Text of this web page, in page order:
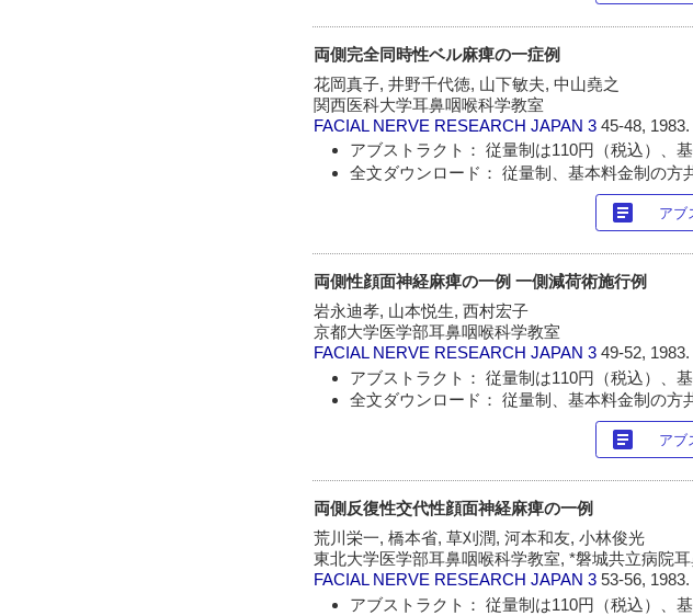
両側完全同時性ベル麻痺の一症例
花岡真子, 井野千代徳, 山下敏夫, 中山堯之
関西医科大学耳鼻咽喉科学教室
FACIAL NERVE RESEARCH JAPAN 345-48, 1983.
アブストラクト： 従量制は110円（税込）、
全文ダウンロード： 従量制、基本料金制の方
article アブ
両側性顔面神経麻痺の一例 一側減荷術施行例
岩永迪孝, 山本悦生, 西村宏子
京都大学医学部耳鼻咽喉科学教室
FACIAL NERVE RESEARCH JAPAN 349-52, 1983.
アブストラクト： 従量制は110円（税込）、
全文ダウンロード： 従量制、基本料金制の方
article アブ
両側反復性交代性顔面神経麻痺の一例
荒川栄一, 橋本省, 草刈潤, 河本和友, 小林俊光
東北大学医学部耳鼻咽喉科学教室, *磐城共立病院
FACIAL NERVE RESEARCH JAPAN 353-56, 1983.
アブストラクト： 従量制は110円（税込）、